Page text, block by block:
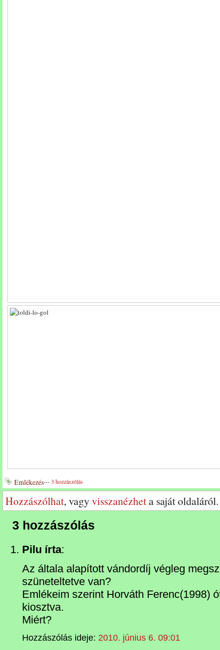
Emlékezés---3 hozzászólás
Hozzászólhat, vagyvisszanézheta saját oldaláról.
3 hozzászólás
Pilu írta:
Az általa alapított vándordíj végleg
szüneteltetve van?
Emlékeim szerint Horváth Ferenc(1998)
kiosztva.
Miért?
Hozzászólás ideje: 2010. június 6. 09:01